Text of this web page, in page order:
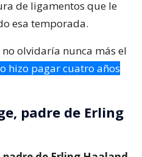
de ligamentos que le
esa temporada.
olvidaría nunca más el
hizo pagar cuatro años
padre de Erling